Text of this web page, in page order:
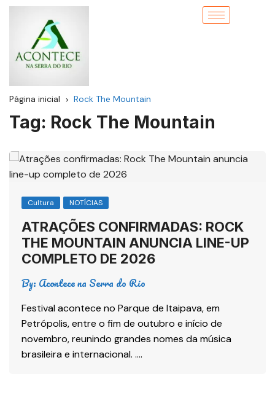
Página inicial Rock The Mountain
Tag: Rock The Mountain
Cultura NOTÍCIAS
ATRAÇÕES CONFIRMADAS: ROCK
THE MOUNTAIN ANUNCIA LINE-UP
COMPLETO DE 2026
By: Acontece na Serra do Rio
Festival acontece no Parque de Itaipava, em
Petrópolis, entre o fim de outubro e início de
novembro, reunindo grandes nomes da música
brasileira e internacional. ….